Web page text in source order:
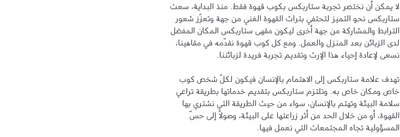
ستاربكس نحو التميز لتحتفي بتراث القهوة الغني من جهة وتعزّز شعور
المسؤولية تجاه المجتمعات التي نعمل فيها.